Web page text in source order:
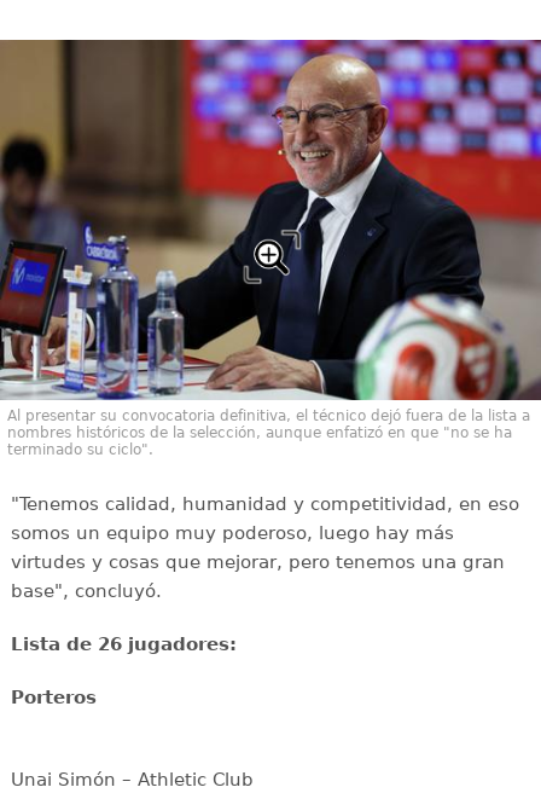
Al presentar su convocatoria definitiva, el técnico dejó fuera de la lista a
nombres históricos de la selección, aunque enfatizó en que "no se ha
terminado su ciclo".
"Tenemos calidad, humanidad y competitividad, en eso
somos un equipo muy poderoso, luego hay más
virtudes y cosas que mejorar, pero tenemos una gran
base", concluyó.
Lista de 26 jugadores:
Porteros
Unai Simón – Athletic Club